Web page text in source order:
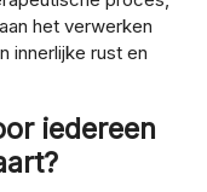
het verwerken
innerlijke rust en
iedereen